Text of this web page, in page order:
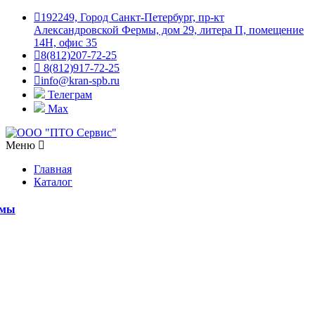
192249, Город Санкт-Петербург, пр-кт
Александровской Фермы, дом 29, литера П, помещение
14Н, офис 35
8(812)207-72-25
8(812)917-72-25
info@kran-spb.ru
Телеграм
Max
Меню
Главная
Каталог